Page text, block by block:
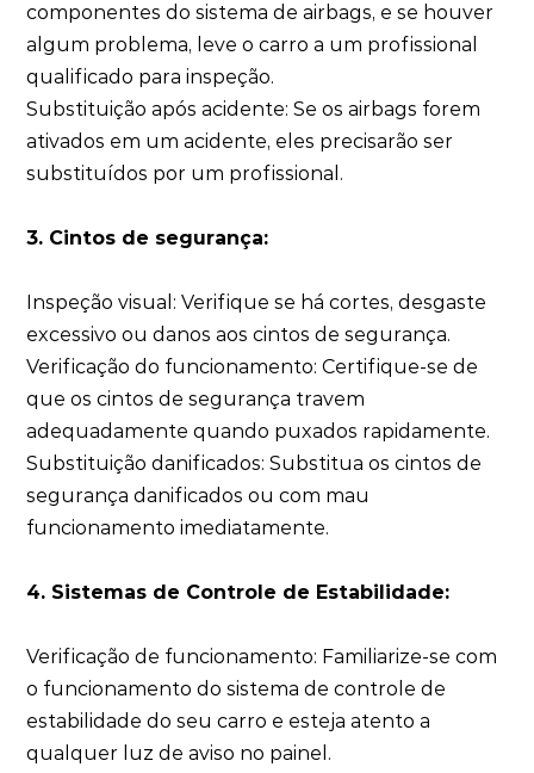
componentes do sistema de airbags, e se houver
algum problema, leve o carro a um profissional
qualificado para inspeção.
Substituição após acidente: Se os airbags forem
ativados em um acidente, eles precisarão ser
substituídos por um profissional.
3. Cintos de segurança:
Inspeção visual: Verifique se há cortes, desgaste
excessivo ou danos aos cintos de segurança.
Verificação do funcionamento: Certifique-se de
que os cintos de segurança travem
adequadamente quando puxados rapidamente.
Substituição danificados: Substitua os cintos de
segurança danificados ou com mau
funcionamento imediatamente.
4. Sistemas de Controle de Estabilidade:
Verificação de funcionamento: Familiarize-se com
o funcionamento do sistema de controle de
estabilidade do seu carro e esteja atento a
qualquer luz de aviso no painel.